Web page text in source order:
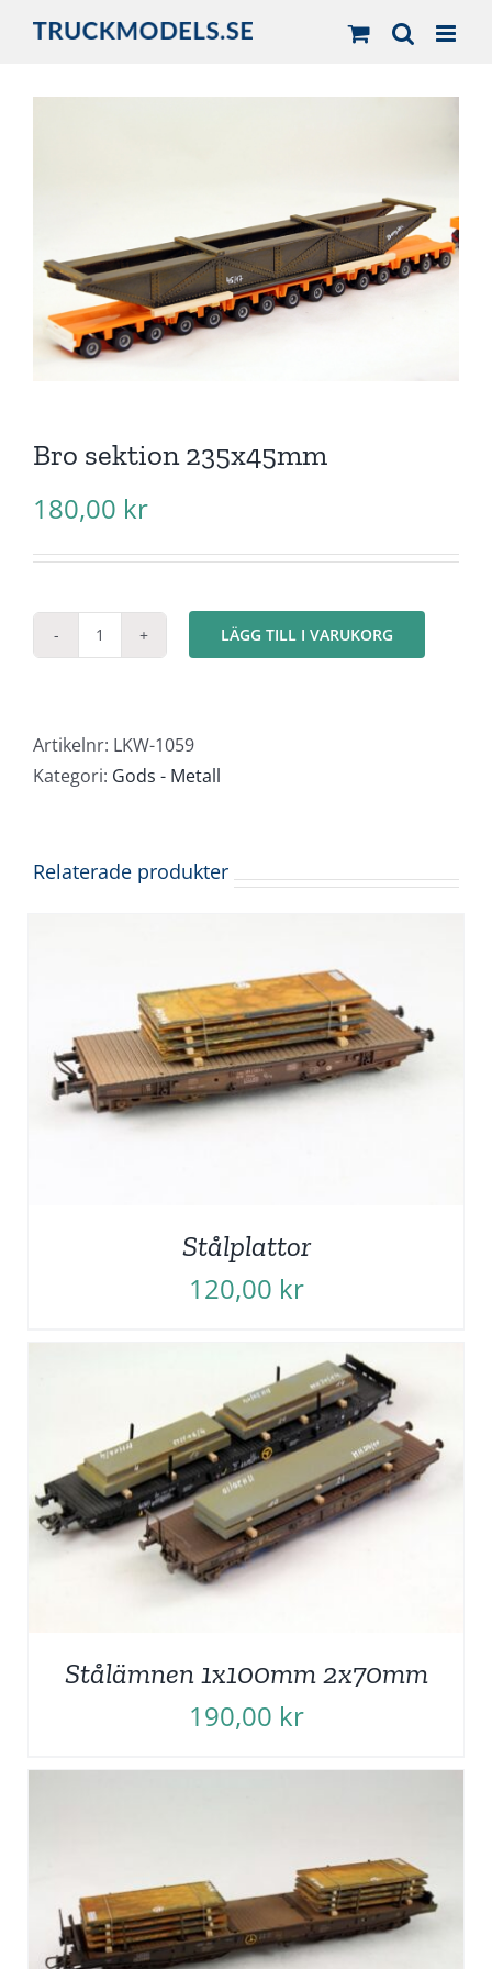
Bro sektion 235x45mm
180,00 kr
Bro
mängd
LÄGG TILL I VARUKORG
Artikelnr: LKW-1059
Kategori: Gods - Metall
Relaterade produkter
Stålplattor
120,00 kr
Stålämnen 1x100mm 2x70mm
190,00 kr